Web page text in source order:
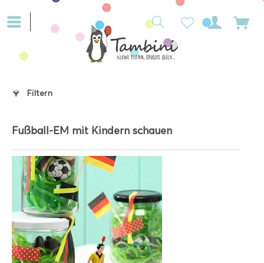
Filtern
Fußball-EM mit Kindern schauen